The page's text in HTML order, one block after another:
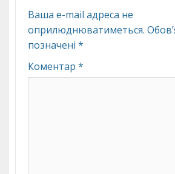
Ваша e-mail адреса не
оприлюднюватиметься.
позначені *
Коментар *